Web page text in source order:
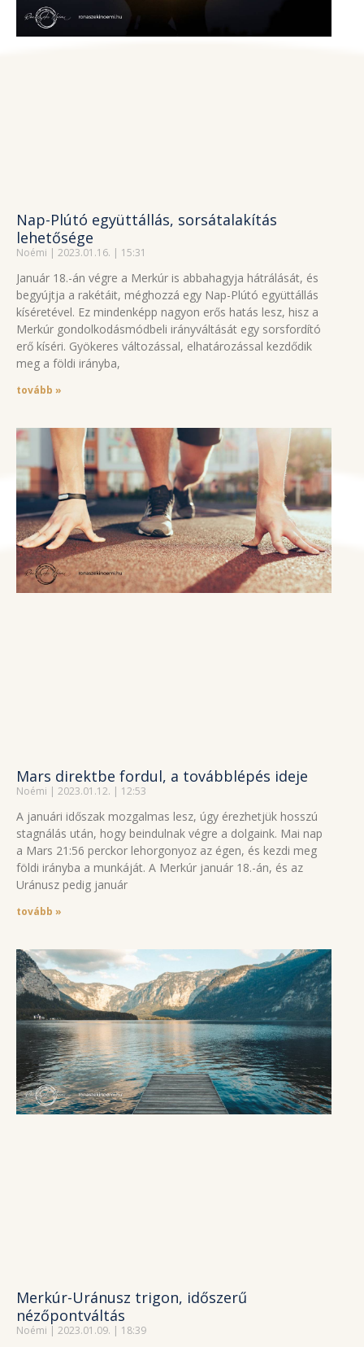
Nap-Plútó együttállás, sorsátalakítás
lehetősége
Noémi 2023.01.16. 15:31
Január 18.-án végre a Merkúr is abbahagyja hátrálását, és
begyújtja a rakétáit, méghozzá egy Nap-Plútó együttállás
kíséretével. Ez mindenképp nagyon erős hatás lesz, hisz a
Merkúr gondolkodásmódbeli irányváltását egy sorsfordító
erő kíséri. Gyökeres változással, elhatározással kezdődik
meg a földi irányba,
tovább »
Mars direktbe fordul, a továbblépés ideje
Noémi 2023.01.12. 12:53
A januári időszak mozgalmas lesz, úgy érezhetjük hosszú
stagnálás után, hogy beindulnak végre a dolgaink. Mai nap
a Mars 21:56 perckor lehorgonyoz az égen, és kezdi meg
földi irányba a munkáját. A Merkúr január 18.-án, és az
Uránusz pedig január
tovább »
Merkúr-Uránusz trigon, időszerű
nézőpontváltás
Noémi 2023.01.09. 18:39